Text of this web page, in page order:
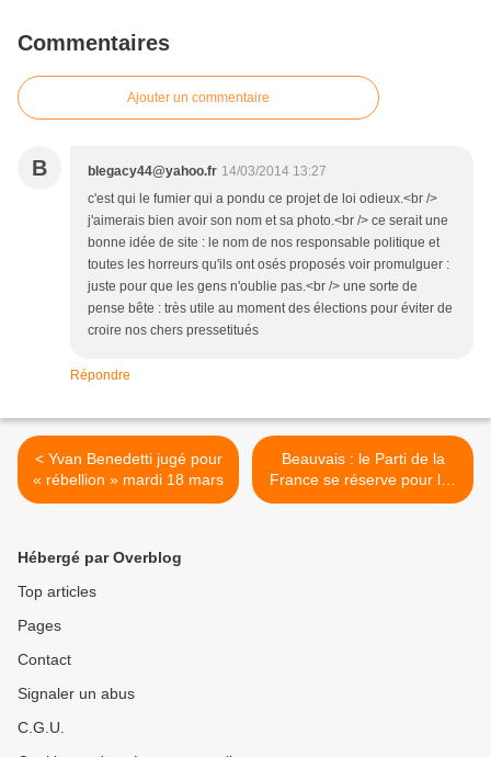
Commentaires
Ajouter un commentaire
B blegacy44@yahoo.fr 14/03/2014 13:27
c'est qui le fumier qui a pondu ce projet de loi odieux.<br />
j'aimerais bien avoir son nom et sa photo.<br /> ce serait une
bonne idée de site : le nom de nos responsable politique et
toutes les horreurs qu'ils ont osés proposés voir promulguer :
juste pour que les gens n'oublie pas.<br /> une sorte de
pense bête : très utile au moment des élections pour éviter de
croire nos chers pressetitués
Répondre
< Yvan Benedetti jugé pour
« rébellion » mardi 18 mars
Beauvais : le Parti de la
France se réserve pour les
prochaines échéances
Hébergé par Overblog
Top articles
Pages
Contact
Signaler un abus
C.G.U.